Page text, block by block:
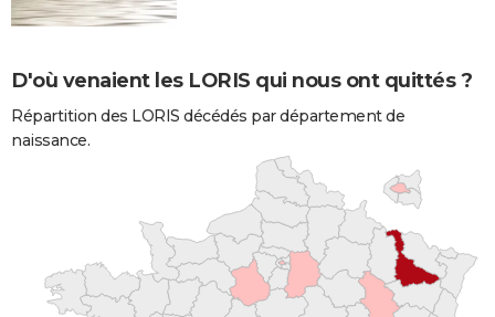
D'où venaient les LORIS qui nous ont quittés ?
Répartition des LORIS décédés par département de
naissance.